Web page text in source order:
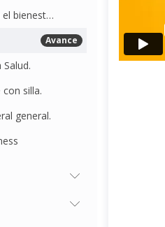
Energía del otoño en el bienestar corporal.
Avance
silla.
general.